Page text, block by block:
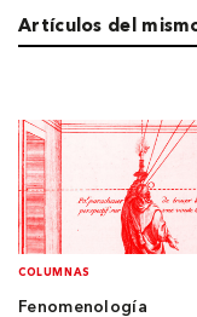
Artículos del
COLUMNAS
Fenomenología